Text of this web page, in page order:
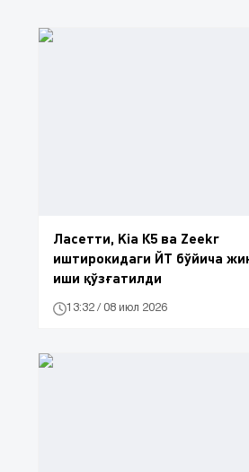
Ласетти, Kia К5 ва Zeekr
иштирокидаги ЙТ бўйича
иши қўзғатилди
13:32 / 08 июл 2026